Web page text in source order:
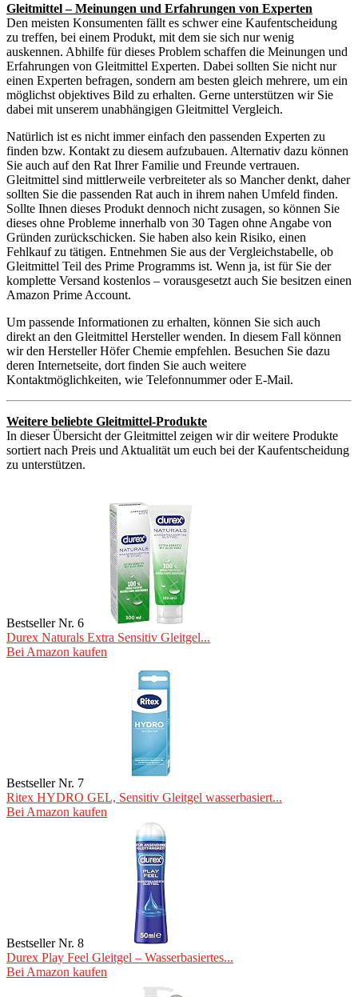
Gleitmittel – Meinungen und Erfahrungen von Experten
Den meisten Konsumenten fällt es schwer eine Kaufentscheidung
zu treffen, bei einem Produkt, mit dem sie sich nur wenig
auskennen. Abhilfe für dieses Problem schaffen die Meinungen und
Erfahrungen von Gleitmittel Experten. Dabei sollten Sie nicht nur
einen Experten befragen, sondern am besten gleich mehrere, um ein
möglichst objektives Bild zu erhalten. Gerne unterstützen wir Sie
dabei mit unserem unabhängigen Gleitmittel Vergleich.
Natürlich ist es nicht immer einfach den passenden Experten zu
finden bzw. Kontakt zu diesem aufzubauen. Alternativ dazu können
Sie auch auf den Rat Ihrer Familie und Freunde vertrauen.
Gleitmittel sind mittlerweile verbreiteter als so Mancher denkt, daher
sollten Sie die passenden Rat auch in ihrem nahen Umfeld finden.
Sollte Ihnen dieses Produkt dennoch nicht zusagen, so können Sie
dieses ohne Probleme innerhalb von 30 Tagen ohne Angabe von
Gründen zurückschicken. Sie haben also kein Risiko, einen
Fehlkauf zu tätigen. Entnehmen Sie aus der Vergleichstabelle, ob
Gleitmittel Teil des Prime Programms ist. Wenn ja, ist für Sie der
komplette Versand kostenlos – vorausgesetzt auch Sie besitzen einen
Amazon Prime Account.
Um passende Informationen zu erhalten, können Sie sich auch
direkt an den Gleitmittel Hersteller wenden. In diesem Fall können
wir den Hersteller Höfer Chemie empfehlen. Besuchen Sie dazu
deren Internetseite, dort finden Sie auch weitere
Kontaktmöglichkeiten, wie Telefonnummer oder E-Mail.
Weitere beliebte Gleitmittel-Produkte
In dieser Übersicht der Gleitmittel zeigen wir dir weitere Produkte
sortiert nach Preis und Aktualität um euch bei der Kaufentscheidung
zu unterstützen.
Bestseller Nr. 6
Durex Naturals Extra Sensitiv Gleitgel...
Bei Amazon kaufen
Bestseller Nr. 7
Ritex HYDRO GEL, Sensitiv Gleitgel wasserbasiert...
Bei Amazon kaufen
Bestseller Nr. 8
Durex Play Feel Gleitgel – Wasserbasiertes...
Bei Amazon kaufen